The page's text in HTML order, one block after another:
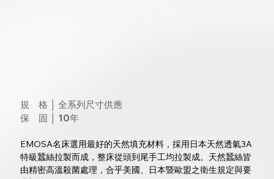
規　格 │ 全系列尺寸供應
保　固 │ 10年
EMOSA名床選用最好的天然填充材料，採用日本天然透氣3A
特級蠶絲拉製而成，整床從頭到尾手工均拉製成。天然蠶絲皆
由精密高溫殺菌處理，合乎美國、日本暨歐盟之衛生規定與要